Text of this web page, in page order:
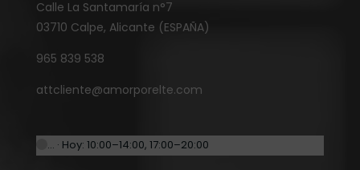
Calle La Santamaría n°7
03710 Calpe, Alicante (ESPAÑA)
965 839 538
attcliente@amorporelte.com
… · Hoy: 10:00–14:00, 17:00–20:00